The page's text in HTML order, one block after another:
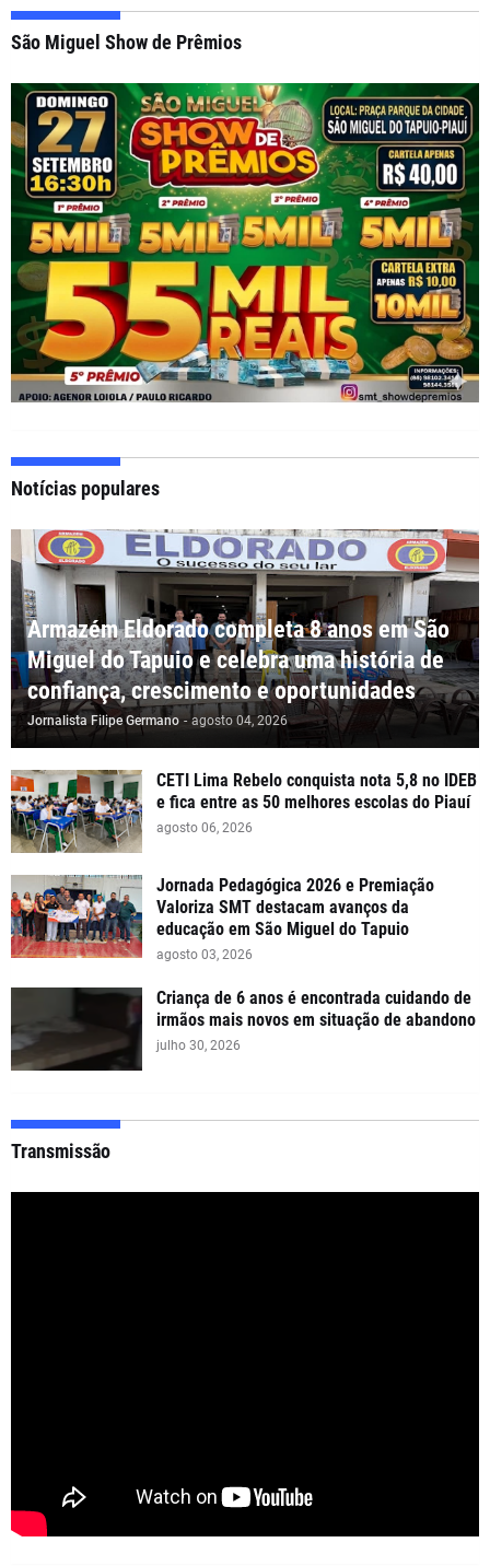
São Miguel Show de Prêmios
Notícias populares
Armazém Eldorado completa 8 anos em São
Miguel do Tapuio e celebra uma história de
confiança, crescimento e oportunidades
Jornalista Filipe Germano - agosto 04, 2026
CETI Lima Rebelo conquista nota 5,8 no IDEB
e fica entre as 50 melhores escolas do Piauí
agosto 06, 2026
Jornada Pedagógica 2026 e Premiação
Valoriza SMT destacam avanços da
educação em São Miguel do Tapuio
agosto 03, 2026
Criança de 6 anos é encontrada cuidando de
irmãos mais novos em situação de abandono
julho 30, 2026
Transmissão